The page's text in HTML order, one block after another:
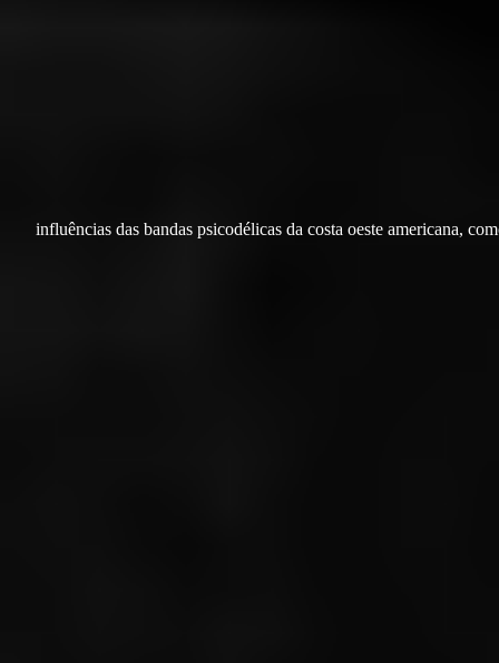
influências das bandas psicodélicas da costa oeste americana,